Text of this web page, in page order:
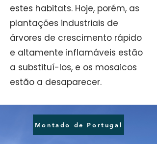
estes habitats. Hoje, porém, as
plantações industriais de
árvores de crescimento rápido
e altamente inflamáveis estão
a substituí-los, e os mosaicos
estão a desaparecer.
Montado de Portugal